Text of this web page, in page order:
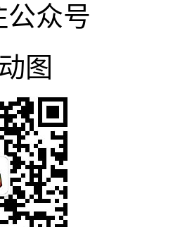
公众号
图